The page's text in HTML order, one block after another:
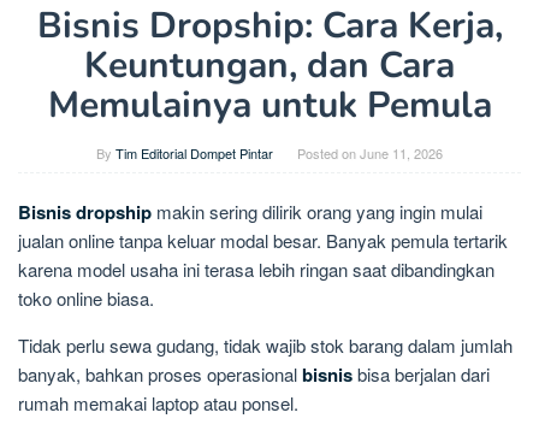
Bisnis Dropship: Cara Kerja,
Keuntungan, dan Cara
Memulainya untuk Pemula
By Tim Editorial Dompet Pintar Posted onJune 11, 2026
Bisnis dropship makin sering dilirik orang yang ingin mulai
jualan online tanpa keluar modal besar. Banyak pemula tertarik
karena model usaha ini terasa lebih ringan saat dibandingkan
toko online biasa.
Tidak perlu sewa gudang, tidak wajib stok barang dalam jumlah
banyak, bahkan proses operasionalbisnisbisa berjalan dari
rumah memakai laptop atau ponsel.